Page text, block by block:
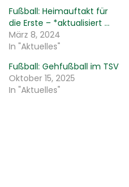
Fußball: Heimauftakt für
die Erste – *aktualisiert …
März 8, 2024
In "Aktuelles"
Fußball: Gehfußball im TSV
Oktober 15, 2025
In "Aktuelles"